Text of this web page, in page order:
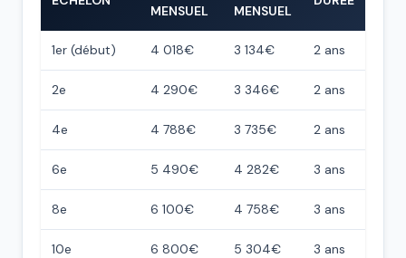
MENSUEL
MENSUEL
1er (début) 4 018€ 3 134€ 2 ans
2e 4 290€ 3 346€ 2 ans
4e 4 788€ 3 735€ 2 ans
6e 5 490€ 4 282€ 3 ans
8e 6 100€ 4 758€ 3 ans
10e 6 800€ 5 304€ 3 ans